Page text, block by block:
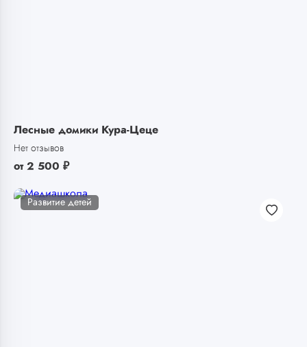
Лесные домики Кура-Цеце
Нет отзывов
от 2 500 ₽
Развитие детей